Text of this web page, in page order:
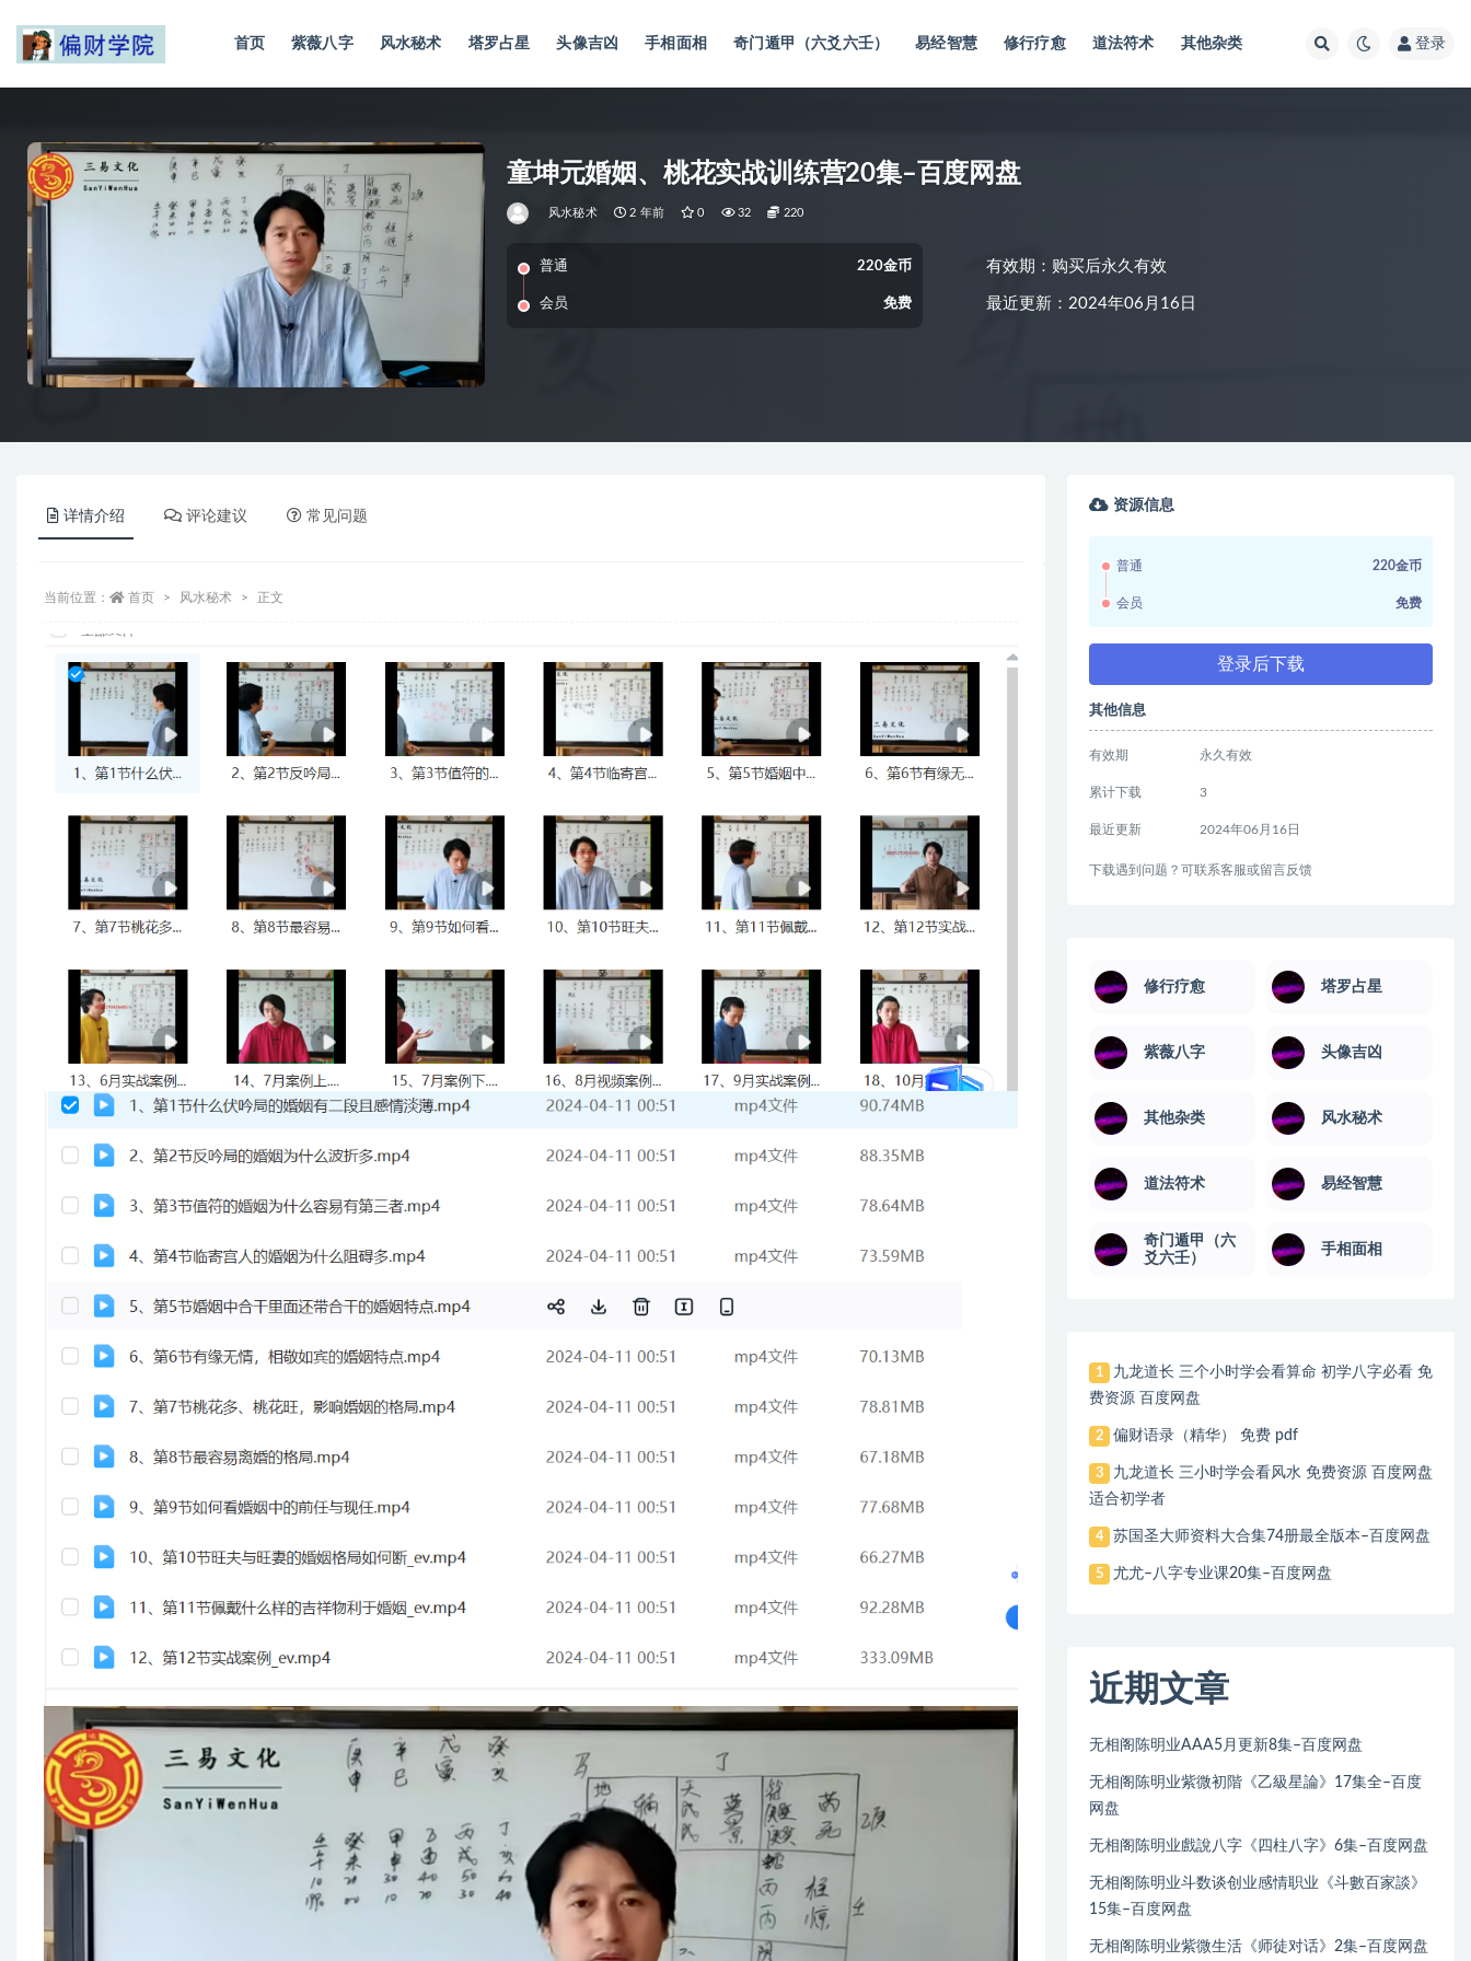
首页 紫薇八字 风水秘术 塔罗占星 头像吉凶 手相面相 奇门遁甲（六爻六壬） 易经智慧 修行疗愈 道法符术 其他杂类 登录
童坤元婚姻、桃花实战训练营20集–百度网盘
风水秘术 2 年前 0 32 220
普通 220金币
会员 免费
有效期：购买后永久有效
最近更新：2024年06月16日
详情介绍 评论建议 常见问题
当前位置： 首页 风水秘术 正文
资源信息
普通 220金币
会员 免费
登录后下载
其他信息
有效期 永久有效
累计下载 3
最近更新 2024年06月16日
下载遇到问题？可联系客服或留言反馈
修行疗愈 塔罗占星
紫薇八字 头像吉凶
其他杂类 风水秘术
道法符术 易经智慧
奇门遁甲（六
爻六壬）
手相面相
1
九龙道长 三个小时学会看算命 初学八字必看 免
费资源 百度网盘
2 偏财语录（精华） 免费 pdf
3
九龙道长 三小时学会看风水 免费资源 百度网盘
适合初学者
4 苏国圣大师资料大合集74册最全版本–百度网盘
5 尤尤–八字专业课20集–百度网盘
近期文章
无相阁陈明业AAA5月更新8集–百度网盘
无相阁陈明业紫微初階《乙級星論》17集全–百度
网盘
无相阁陈明业戲說八字《四柱八字》6集–百度网盘
无相阁陈明业斗数谈创业感情职业《斗數百家談》
15集–百度网盘
无相阁陈明业紫微生活《师徒对话》2集–百度网盘